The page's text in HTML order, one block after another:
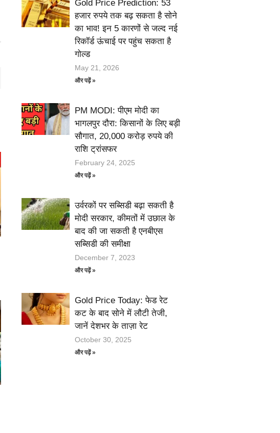
Gold Price Prediction: 53
हजार रुपये तक बढ़ सकता है सोने
का भाव! इन 5 कारणों से जल्द नई
रिकॉर्ड ऊंचाई पर पहुंच सकता है
गोल्ड
May 21, 2026
और पढ़ें »
PM MODI: पीएम मोदी का
भागलपुर दौरा: किसानों के लिए बड़ी
सौगात, 20,000 करोड़ रुपये की
राशि ट्रांसफर
February 24, 2025
और पढ़ें »
उर्वरकों पर सब्सिडी बढ़ा सकती है
मोदी सरकार, कीमतों में उछाल के
बाद की जा सकती है एनबीएस
सब्सिडी की समीक्षा
December 7, 2023
और पढ़ें »
Gold Price Today: फेड रेट
कट के बाद सोने में लौटी तेजी,
जानें देशभर के ताज़ा रेट
October 30, 2025
और पढ़ें »